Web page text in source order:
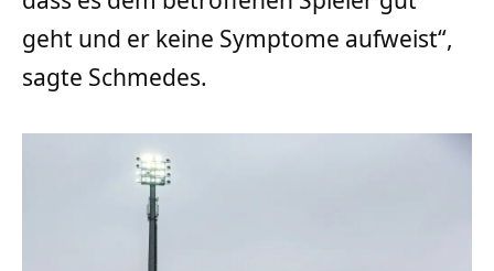
geht und er keine Symptome aufweist“,
sagte Schmedes.